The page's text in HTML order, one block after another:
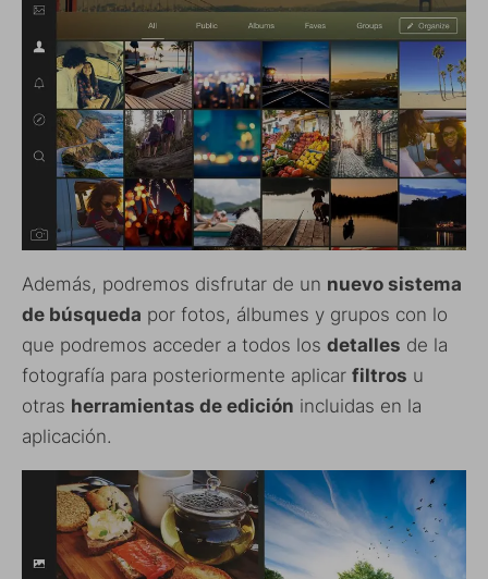
Además, podremos disfrutar de un nuevo sistema
de búsqueda por fotos, álbumes y grupos con lo
que podremos acceder a todos los detalles de la
fotografía para posteriormente aplicar filtros u
otras herramientas de edición incluidas en la
aplicación.